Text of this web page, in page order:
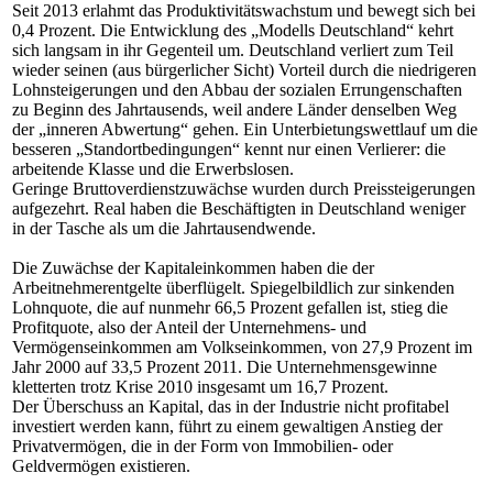
Seit 2013 erlahmt das Produktivitätswachstum und bewegt sich bei
0,4 Prozent. Die Entwicklung des „Modells Deutschland“ kehrt
sich langsam in ihr Gegenteil um. Deutschland verliert zum Teil
wieder seinen (aus bürgerlicher Sicht) Vorteil durch die niedrigeren
Lohnsteigerungen und den Abbau der sozialen Errungenschaften
zu Beginn des Jahrtausends, weil andere Länder denselben Weg
der „inneren Abwertung“ gehen. Ein Unterbietungswettlauf um die
besseren „Standortbedingungen“ kennt nur einen Verlierer: die
arbeitende Klasse und die Erwerbslosen.
Geringe Bruttoverdienstzuwächse wurden durch Preissteigerungen
aufgezehrt. Real haben die Beschäftigten in Deutschland weniger
in der Tasche als um die Jahrtausendwende.
Die Zuwächse der Kapitaleinkommen haben die der
Arbeitnehmerentgelte überflügelt. Spiegelbildlich zur sinkenden
Lohnquote, die auf nunmehr 66,5 Prozent gefallen ist, stieg die
Profitquote, also der Anteil der Unternehmens- und
Vermögenseinkommen am Volkseinkommen, von 27,9 Prozent im
Jahr 2000 auf 33,5 Prozent 2011. Die Unternehmensgewinne
kletterten trotz Krise 2010 insgesamt um 16,7 Prozent.
Der Überschuss an Kapital, das in der Industrie nicht profitabel
investiert werden kann, führt zu einem gewaltigen Anstieg der
Privatvermögen, die in der Form von Immobilien- oder
Geldvermögen existieren.